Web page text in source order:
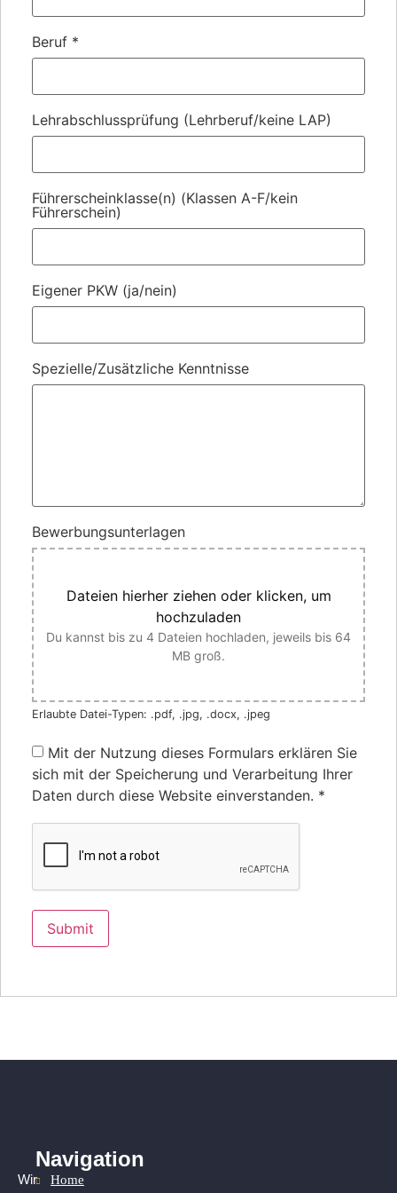
Beruf *
Lehrabschlussprüfung (Lehrberuf/keine LAP)
Führerscheinklasse(n) (Klassen A-F/kein
Führerschein)
Eigener PKW (ja/nein)
Spezielle/Zusätzliche Kenntnisse
Bewerbungsunterlagen
Dateien hierher ziehen oder klicken, um
hochzuladen
Du kannst bis zu 4 Dateien hochladen, jeweils bis 64
MB groß.
Erlaubte Datei-Typen: .pdf, .jpg, .docx, .jpeg
Mit der Nutzung dieses Formulars erklären Sie
sich mit der Speicherung und Verarbeitung Ihrer
Daten durch diese Website einverstanden. *
Wir
Navigation
Home